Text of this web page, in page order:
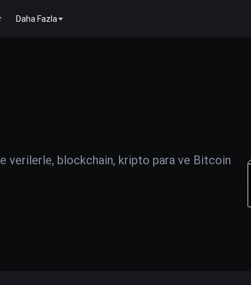
Daha Fazla
verilerle, blockchain, kripto para ve Bitcoin